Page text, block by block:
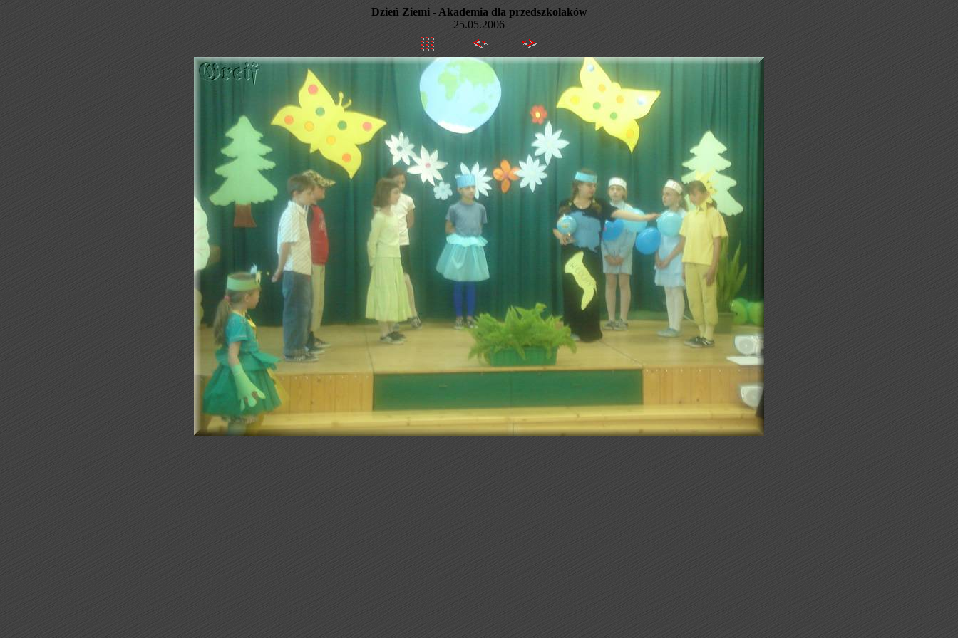
Dzień Ziemi - Akademia dla przedszkolaków
25.05.2006